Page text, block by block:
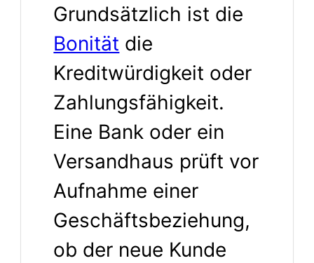
Grundsätzlich ist die
Bonität die
Kreditwürdigkeit oder
Zahlungsfähigkeit.
Eine Bank oder ein
Versandhaus prüft vor
Aufnahme einer
Geschäftsbeziehung,
ob der neue Kunde